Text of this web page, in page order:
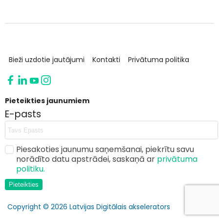
Bieži uzdotie jautājumi Kontakti Privātuma politika
Copyright © 2026 Latvijas Digitālais akselerators
Pieteikties jaunumiem
E-pasts
Piesakoties jaunumu saņemšanai, piekrītu savu
norādīto datu apstrādei, saskaņā ar privātuma
politiku.
Pieteikties